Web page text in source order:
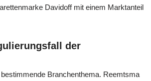
Davidoff mit einem Marktanteil
der
Branchenthema. Reemtsma